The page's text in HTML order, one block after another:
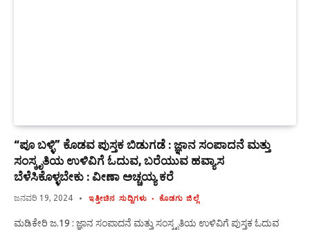
“ಪೂ ಬಳ್ಳಿ” ಕೊಡವ ಪುಸ್ತಕ ಬಿಡುಗಡೆ : ಜ್ಞಾನ ಸಂಪಾದನೆ ಮತ್ತು
ಸಂಸ್ಕೃತಿಯ ಉಳಿವಿಗೆ ಓದುವ, ಬರೆಯುವ ಹವ್ಯಾಸ
ಬೆಳೆಸಿಕೊಳ್ಳಬೇಕು : ವೀಣಾ ಅಚ್ಚಯ್ಯ ಕರೆ
ಜನವರಿ 19, 2024 ಇತ್ತೀಚಿನ ಸುದ್ದಿಗಳು ಕೊಡಗು ಜಿಲ್ಲೆ
ಮಡಿಕೇರಿ ಜ.19 : ಜ್ಞಾನ ಸಂಪಾದನೆ ಮತ್ತು ಸಂಸ್ಕೃತಿಯ ಉಳಿವಿಗೆ ಪುಸ್ತಕ ಓದುವ